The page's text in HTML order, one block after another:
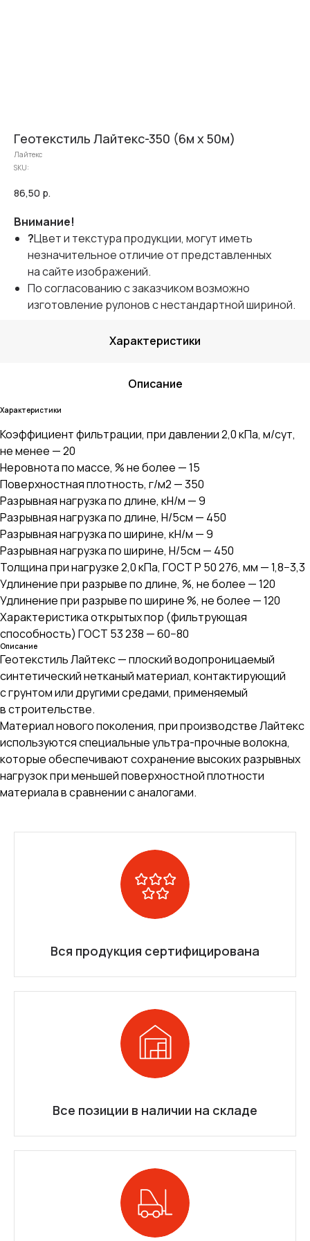
Геотекстиль Лайтекс-350 (6м х 50м)
Лайтекс
SKU:
86,50 р.
Внимание!
?Цвет и текстура продукции, могут иметь
незначительное отличие от представленных
на сайте изображений.
По согласованию с заказчиком возможно
изготовление рулонов с нестандартной шириной.
Характеристики
Описание
Характеристики
Коэффициент фильтрации, при давлении 2,0 кПа, м/сут,
не менее — 20
Неровнота по массе, % не более — 15
Поверхностная плотность, г/м2 — 350
Разрывная нагрузка по длине, кН/м — 9
Разрывная нагрузка по длине, Н/5см — 450
Разрывная нагрузка по ширине, кН/м — 9
Разрывная нагрузка по ширине, Н/5см — 450
Толщина при нагрузке 2,0 кПа, ГОСТ Р 50 276, мм — 1,8−3,3
Удлинение при разрыве по длине, %, не более — 120
Удлинение при разрыве по ширине %, не более — 120
Характеристика открытых пор (фильтрующая
способность) ГОСТ 53 238 — 60−80
Описание
Геотекстиль Лайтекс — плоский водопроницаемый
синтетический нетканый материал, контактирующий
с грунтом или другими средами, применяемый
в строительстве.
Материал нового поколения, при производстве Лайтекс
используются специальные ультра-прочные волокна,
которые обеспечивают сохранение высоких разрывных
нагрузок при меньшей поверхностной плотности
материала в сравнении с аналогами.
Вся продукция сертифицирована
Все позиции в наличии на складе